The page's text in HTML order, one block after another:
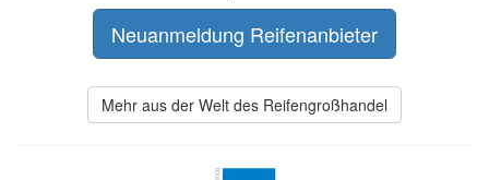
Neuanmeldung Reifenanbieter
Mehr aus der Welt des Reifengroßhandel